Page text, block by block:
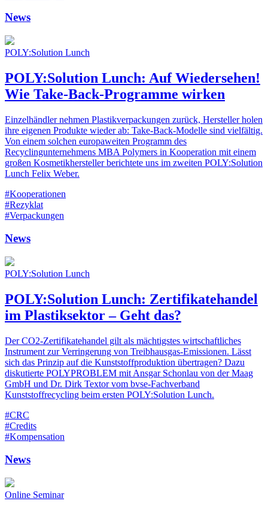
News
POLY:Solution Lunch
POLY:Solution Lunch: Auf Wiedersehen!
Wie Take-Back-Programme wirken
Einzelhändler nehmen Plastikverpackungen zurück, Hersteller holen
ihre eigenen Produkte wieder ab: Take-Back-Modelle sind vielfältig.
Von einem solchen europaweiten Programm des
Recyclingunternehmens MBA Polymers in Kooperation mit einem
großen Kosmetikhersteller berichtete uns im zweiten POLY:Solution
Lunch Felix Weber.
#Kooperationen
#Rezyklat
#Verpackungen
News
POLY:Solution Lunch
POLY:Solution Lunch: Zertifikatehandel
im Plastiksektor – Geht das?
Der CO2-Zertifikatehandel gilt als mächtigstes wirtschaftliches
Instrument zur Verringerung von Treibhausgas-Emissionen. Lässt
sich das Prinzip auf die Kunststoffproduktion übertragen? Dazu
diskutierte POLYPROBLEM mit Ansgar Schonlau von der Maag
GmbH und Dr. Dirk Textor vom bvse-Fachverband
Kunststoffrecycling beim ersten POLY:Solution Lunch.
#CRC
#Credits
#Kompensation
News
Online Seminar